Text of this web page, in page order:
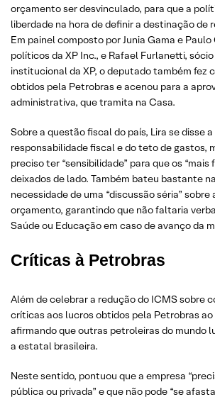
orçamento ser desvinculado, para que a
liberdade na hora de definir a destinação de
Em painel composto por Junia Gama e
políticos da XP Inc., e Rafael Furlanetti,
institucional da XP, o deputado também fez
obtidos pela Petrobras e acenou para a
administrativa, que tramita na Casa.
Sobre a questão fiscal do país, Lira se disse
responsabilidade fiscal e do teto de gastos,
preciso ter “sensibilidade” para que os “mais
deixados de lado. Também bateu bastante
necessidade de uma “discussão séria”
orçamento, garantindo que não faltaria
Saúde ou Educação em caso de avanço da
Críticas à Petrobras
Além de celebrar a redução do ICMS sobre
críticas aos lucros obtidos pela Petrobras ao
afirmando que outras petroleiras do mundo
a estatal brasileira.
Neste sentido, pontuou que a empresa
pública ou privada” e que não pode “se